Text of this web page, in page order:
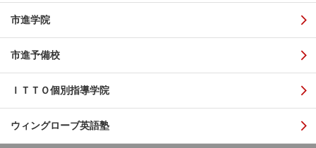
市進学院
市進予備校
ＩＴＴＯ個別指導学院
ウィングローブ英語塾